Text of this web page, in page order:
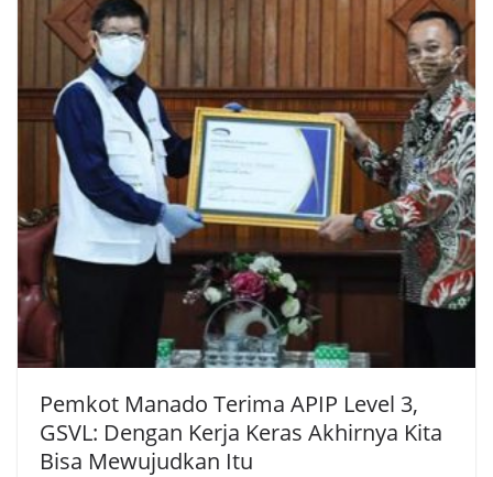
Pemkot Manado Terima APIP Level 3,
GSVL: Dengan Kerja Keras Akhirnya Kita
Bisa Mewujudkan Itu